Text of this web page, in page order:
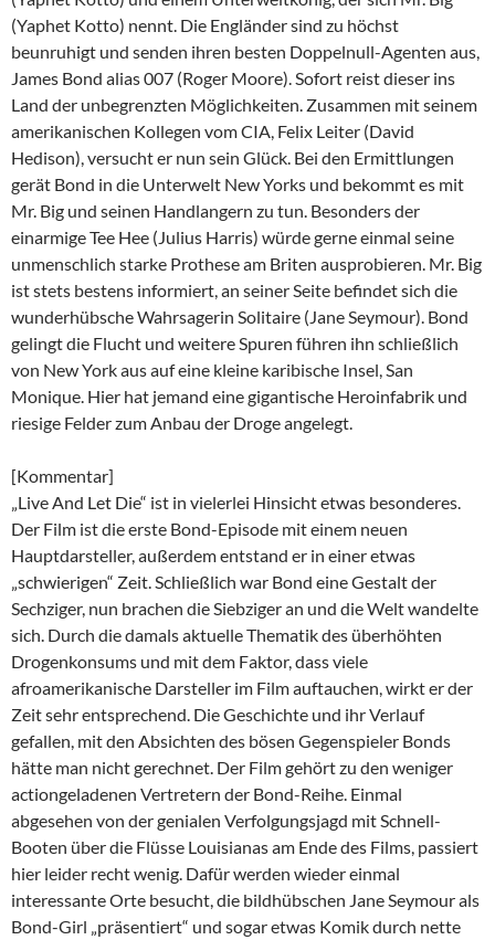
(Yaphet Kotto) nennt. Die Engländer sind zu höchst
beunruhigt und senden ihren besten Doppelnull-Agenten aus,
James Bond alias 007 (Roger Moore). Sofort reist dieser ins
Land der unbegrenzten Möglichkeiten. Zusammen mit seinem
amerikanischen Kollegen vom CIA, Felix Leiter (David
Hedison), versucht er nun sein Glück. Bei den Ermittlungen
gerät Bond in die Unterwelt New Yorks und bekommt es mit
Mr. Big und seinen Handlangern zu tun. Besonders der
einarmige Tee Hee (Julius Harris) würde gerne einmal seine
unmenschlich starke Prothese am Briten ausprobieren. Mr. Big
ist stets bestens informiert, an seiner Seite befindet sich die
wunderhübsche Wahrsagerin Solitaire (Jane Seymour). Bond
gelingt die Flucht und weitere Spuren führen ihn schließlich
von New York aus auf eine kleine karibische Insel, San
Monique. Hier hat jemand eine gigantische Heroinfabrik und
riesige Felder zum Anbau der Droge angelegt.
[Kommentar]
„Live And Let Die“ ist in vielerlei Hinsicht etwas besonderes.
Der Film ist die erste Bond-Episode mit einem neuen
Hauptdarsteller, außerdem entstand er in einer etwas
„schwierigen“ Zeit. Schließlich war Bond eine Gestalt der
Sechziger, nun brachen die Siebziger an und die Welt wandelte
sich. Durch die damals aktuelle Thematik des überhöhten
Drogenkonsums und mit dem Faktor, dass viele
afroamerikanische Darsteller im Film auftauchen, wirkt er der
Zeit sehr entsprechend. Die Geschichte und ihr Verlauf
gefallen, mit den Absichten des bösen Gegenspieler Bonds
hätte man nicht gerechnet. Der Film gehört zu den weniger
actiongeladenen Vertretern der Bond-Reihe. Einmal
abgesehen von der genialen Verfolgungsjagd mit Schnell-
Booten über die Flüsse Louisianas am Ende des Films, passiert
hier leider recht wenig. Dafür werden wieder einmal
interessante Orte besucht, die bildhübschen Jane Seymour als
Bond-Girl „präsentiert“ und sogar etwas Komik durch nette